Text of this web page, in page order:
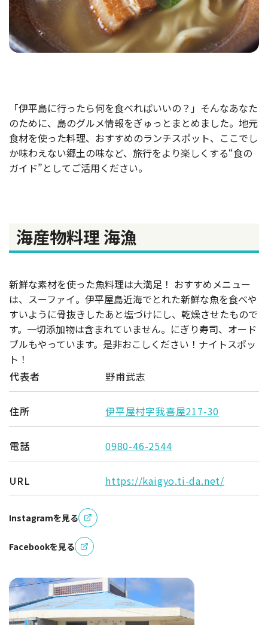
「伊平島に行ったら何を食べればいいの？」そんなあなた
のために、島のグルメ情報をぎゅっとまとめました。地元
食材を使った料理、おすすめのランチスポット、ここでし
か味わえない郷土の味など、旅行をより楽しくする“食の
ガイド”としてご活用ください。
海産物料理 海漁
新鮮な素材を使った魚料理は大満足！ おすすめメニュー
は、スーファイ。伊平屋島近海でとれた新鮮な魚を食べや
すいように骨抜きしたあと塩づけにし、乾燥させたもので
す。一切添加物は含まれていません。にぎり寿司、オード
ブルもやっています。是非おこしください！ナイトスポッ
ト！
代表者
野甫武志
住所 伊平屋村字我喜屋217-30
電話 0980-46-2544
URL https://kaigyo.ti-da.net/
Instagramを見る
Facebookを見る